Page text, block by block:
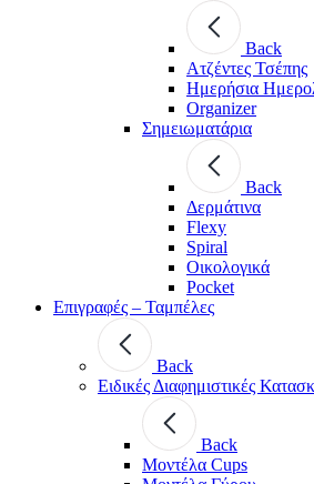
Back
Ατζέντες Τσέπης
Ημερήσια
Organizer
Σημειωματάρια
Back
Δερμάτινα
Flexy
Spiral
Οικολογικά
Pocket
Επιγραφές – Ταμπέλες
Back
Ειδικές Διαφημιστικές
Back
Μοντέλα Cups